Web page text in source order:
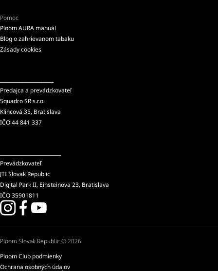
Pomoc
Ploom AURA manuál
Blog o zahrievanom tabaku
Zásady cookies
Predajca a prevádzkovateľ
Squadro SR s.r.o.
Klincová 35, Bratislava
IČO 44 841 337
Prevádzkovateľ
JTI Slovak Republic
Digital Park II, Einsteinova 23, Bratislava
IČO 35901811
Ploom Slovak Republic © 2026
Ploom Club podmienky
Ochrana osobných údajov